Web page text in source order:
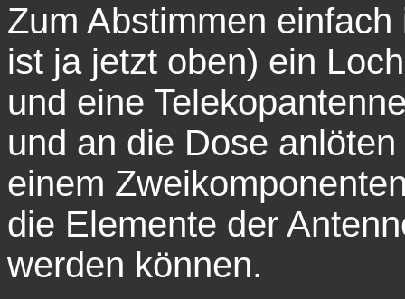
Zum Abstimmen
ist ja jetzt oben) ein
und eine
und an die Dose
einem
die Elemente der
werden können.